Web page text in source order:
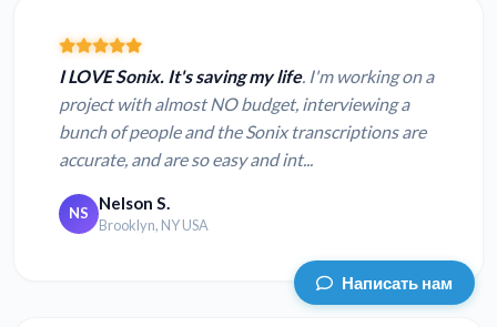
I LOVE Sonix. It's saving my life. I'm working on a
project with almost NO budget, interviewing a
bunch of people and the Sonix transcriptions are
accurate, and are so easy and int...
NS Nelson S.
Brooklyn, NY USA
Написать нам